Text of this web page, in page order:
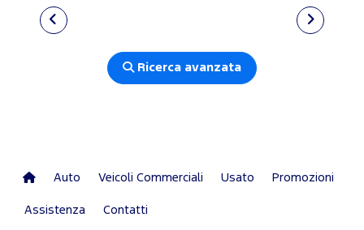
Ricerca avanzata
Auto Veicoli Commerciali Usato Promozioni
Assistenza Contatti